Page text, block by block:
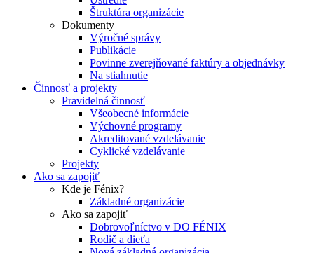
Štruktúra organizácie
Dokumenty
Výročné správy
Publikácie
Povinne zverejňované faktúry a objednávky
Na stiahnutie
Činnosť a projekty
Pravidelná činnosť
Všeobecné informácie
Výchovné programy
Akreditované vzdelávanie
Cyklické vzdelávanie
Projekty
Ako sa zapojiť
Kde je Fénix?
Základné organizácie
Ako sa zapojiť
Dobrovoľníctvo v DO FÉNIX
Rodič a dieťa